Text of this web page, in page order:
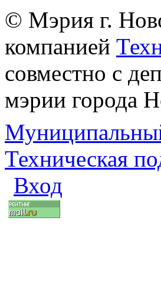
© Мэрия г.
компанией
совместно с
мэрии города
Техническая
Вход